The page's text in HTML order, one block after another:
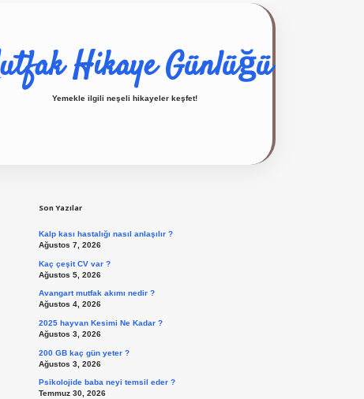
Hikaye Günlüğü
Yemekle ilgili neşeli hikayeler keşfet!
Son Yazılar
Kalp kası hastalığı nasıl anlaşılır ?
Ağustos 7, 2026
Kaç çeşit CV var ?
Ağustos 5, 2026
Avangart mutfak akımı nedir ?
Ağustos 4, 2026
2025 hayvan Kesimi Ne Kadar ?
Ağustos 3, 2026
200 GB kaç gün yeter ?
Ağustos 3, 2026
Psikolojide baba neyi temsil eder ?
Temmuz 30, 2026